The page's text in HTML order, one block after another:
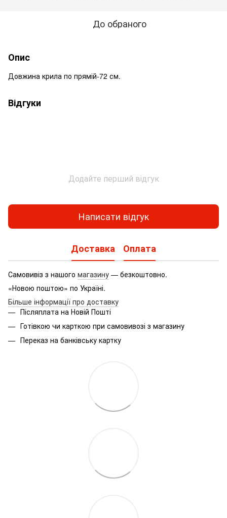
До обраного
Опис
Довжина крила по прямій-72 см.
Відгуки
Додайте перший відгук
Написати відгук
Доставка Оплата
Самовивіз з нашого магазину — безкоштовно.
«Новою поштою» по Україні.
Більше інформації про доставку
Післяплата на Новій Пошті
Готівкою чи карткою при самовивозі з магазину
Переказ на банківську картку